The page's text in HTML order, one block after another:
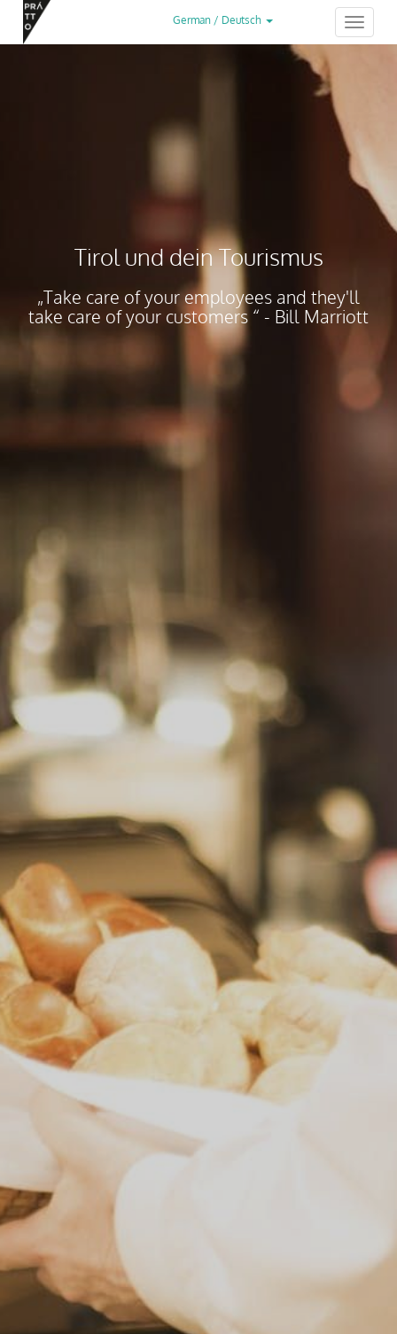
German / Deutsch Toggle
Tirol und dein Tourismus
„Take care of your employees and they'll
take care of your customers “ - Bill Marriott